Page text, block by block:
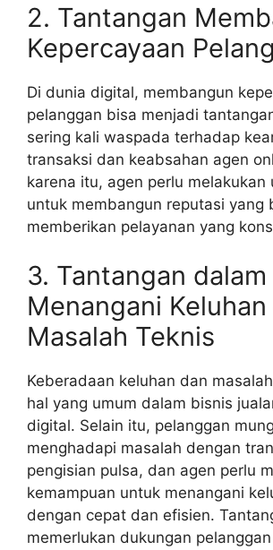
2. Tantangan
Kepercayaan
Di dunia digital, membangun
pelanggan bisa menjadi
sering kali waspada terhadap
transaksi dan keabsahan agen
karena itu, agen perlu melakukan
untuk membangun reputasi yang
memberikan pelayanan yang
3. Tantangan dalam
Menangani Keluhan
Masalah Teknis
Keberadaan keluhan dan
hal yang umum dalam bisnis
digital. Selain itu, pelanggan
menghadapi masalah dengan
pengisian pulsa, dan agen perlu
kemampuan untuk menangani
dengan cepat dan efisien.
memerlukan dukungan